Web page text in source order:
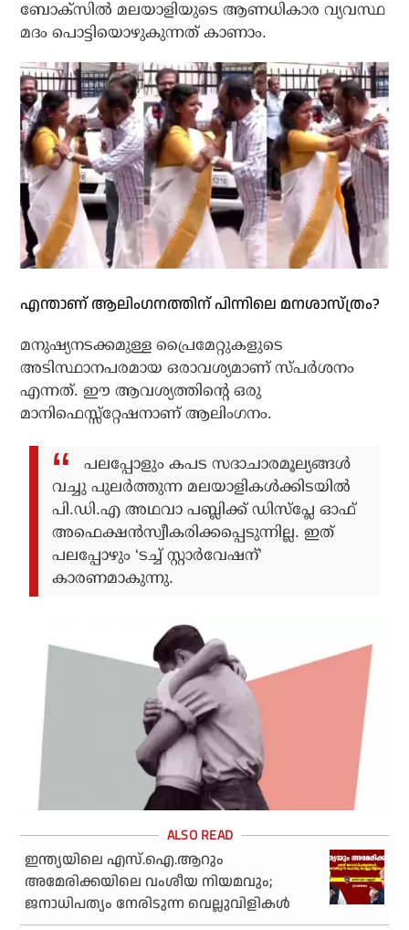
ബോക്‌സില്‍ മലയാളിയുടെ ആണധികാര വ്യവസ്ഥ
മദം പൊട്ടിയൊഴുകുന്നത് കാണാം.
എന്താണ് ആലിംഗനത്തിന് പിന്നിലെ മനശാസ്ത്രം?
മനുഷ്യനടക്കമുള്ള പ്രൈമേറ്റുകളുടെ
അടിസ്ഥാനപരമായ ഒരാവശ്യമാണ് സ്പര്‍ശനം
എന്നത്. ഈ ആവശ്യത്തിന്റെ ഒരു
മാനിഫെസ്സ്റ്റേഷനാണ് ആലിംഗനം.
പലപ്പോളും കപട സദാചാരമൂല്യങ്ങള്‍
വച്ചു പുലര്‍ത്തുന്ന മലയാളികള്‍ക്കിടയില്‍
പി.ഡി.എ അഥവാ പബ്ലിക്ക് ഡിസ്‌പ്ലേ ഓഫ്
അഫെക്ഷന്‍സ്വീകരിക്കപ്പെടുന്നില്ല. ഇത്
പലപ്പോഴും ‘ടച്ച് സ്റ്റാര്‍വേഷന്’
കാരണമാകുന്നു.
ഇന്ത്യയിലെ എസ്.ഐ.ആറും
അമേരിക്കയിലെ വംശീയ നിയമവും;
ജനാധിപത്യം നേരിടുന്ന വെല്ലുവിളികള്‍